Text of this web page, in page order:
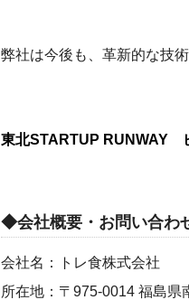
弊社は今後も、革新的な技
東北STARTUP RUNWAY
◆会社概要・お問い合わ
会社名：トレ食株式会社
所在地：〒975-0014 福島県